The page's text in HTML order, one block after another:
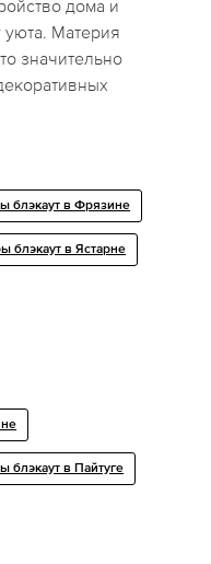
дома и
уюта. Материя
значительно
блэкаут в Фрязине
блэкаут в Ястарне
блэкаут в Пайтуге